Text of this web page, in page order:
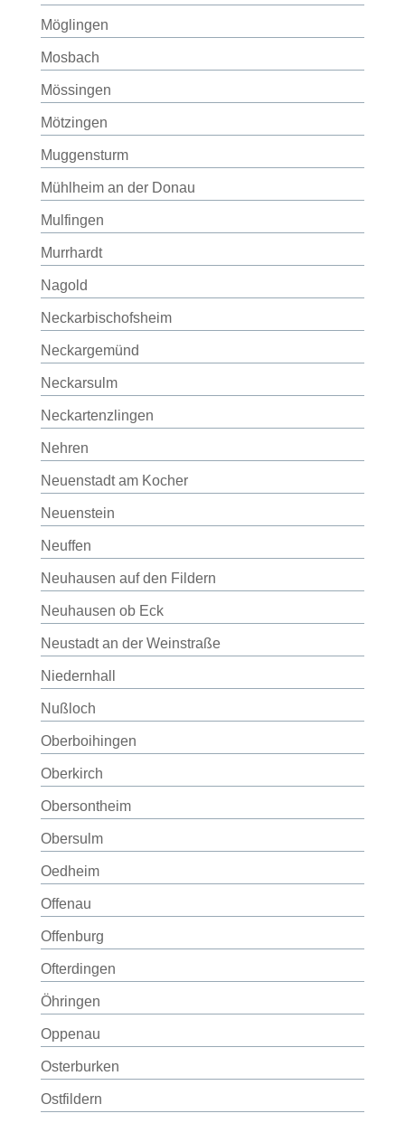
Möglingen
Mosbach
Mössingen
Mötzingen
Muggensturm
Mühlheim an der Donau
Mulfingen
Murrhardt
Nagold
Neckarbischofsheim
Neckargemünd
Neckarsulm
Neckartenzlingen
Nehren
Neuenstadt am Kocher
Neuenstein
Neuffen
Neuhausen auf den Fildern
Neuhausen ob Eck
Neustadt an der Weinstraße
Niedernhall
Nußloch
Oberboihingen
Oberkirch
Obersontheim
Obersulm
Oedheim
Offenau
Offenburg
Ofterdingen
Öhringen
Oppenau
Osterburken
Ostfildern